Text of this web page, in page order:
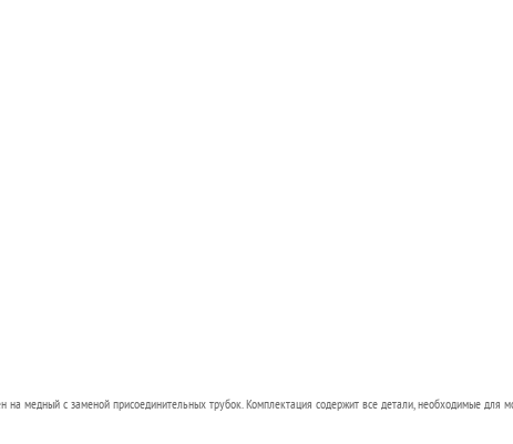
медный с заменой присоединительных трубок. Комплектация содержит все детали, необходимые для